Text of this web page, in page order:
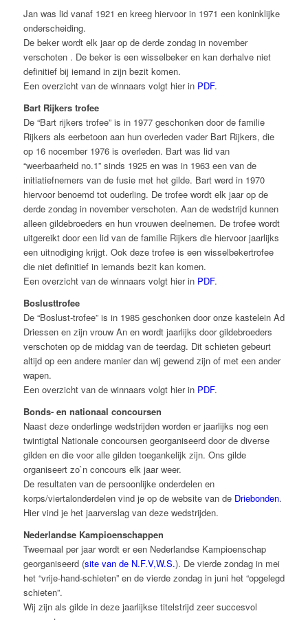
Jan was lid vanaf 1921 en kreeg hiervoor in 1971 een koninklijke
onderscheiding.
De beker wordt elk jaar op de derde zondag in november
verschoten . De beker is een wisselbeker en kan derhalve niet
definitief bij iemand in zijn bezit komen.
Een overzicht van de winnaars volgt hier in PDF.
Bart Rijkers trofee
De “Bart rijkers trofee” is in 1977 geschonken door de familie
Rijkers als eerbetoon aan hun overleden vader Bart Rijkers, die
op 16 nocember 1976 is overleden. Bart was lid van
“weerbaarheid no.1” sinds 1925 en was in 1963 een van de
initiatiefnemers van de fusie met het gilde. Bart werd in 1970
hiervoor benoemd tot ouderling. De trofee wordt elk jaar op de
derde zondag in november verschoten. Aan de wedstrijd kunnen
alleen gildebroeders en hun vrouwen deelnemen. De trofee wordt
uitgereikt door een lid van de familie Rijkers die hiervoor jaarlijks
een uitnodiging krijgt. Ook deze trofee is een wisselbekertrofee
die niet definitief in iemands bezit kan komen.
Een overzicht van de winnaars volgt hier in PDF.
Boslusttrofee
De “Boslust-trofee” is in 1985 geschonken door onze kastelein Ad
Driessen en zijn vrouw An en wordt jaarlijks door gildebroeders
verschoten op de middag van de teerdag. Dit schieten gebeurt
altijd op een andere manier dan wij gewend zijn of met een ander
wapen.
Een overzicht van de winnaars volgt hier in PDF.
Bonds- en nationaal concoursen
Naast deze onderlinge wedstrijden worden er jaarlijks nog een
twintigtal Nationale concoursen georganiseerd door de diverse
gilden en die voor alle gilden toegankelijk zijn. Ons gilde
organiseert zo`n concours elk jaar weer.
De resultaten van de persoonlijke onderdelen en
korps/viertalonderdelen vind je op de website van de Driebonden.
Hier vind je het jaarverslag van deze wedstrijden.
Nederlandse Kampioenschappen
Tweemaal per jaar wordt er een Nederlandse Kampioenschap
georganiseerd (site van de N.F.V,W.S.). De vierde zondag in mei
het “vrije-hand-schieten” en de vierde zondag in juni het “opgelegd
schieten”.
Wij zijn als gilde in deze jaarlijkse titelstrijd zeer succesvol